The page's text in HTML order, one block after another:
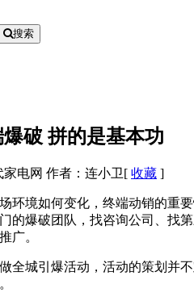
搜索
破 拼的是基本功
电网 作者：连小卫[ 收藏 ]
环境如何变化，终端动销的重
的爆破团队，找咨询公司、找
广。
全城引爆活动，活动的策划并